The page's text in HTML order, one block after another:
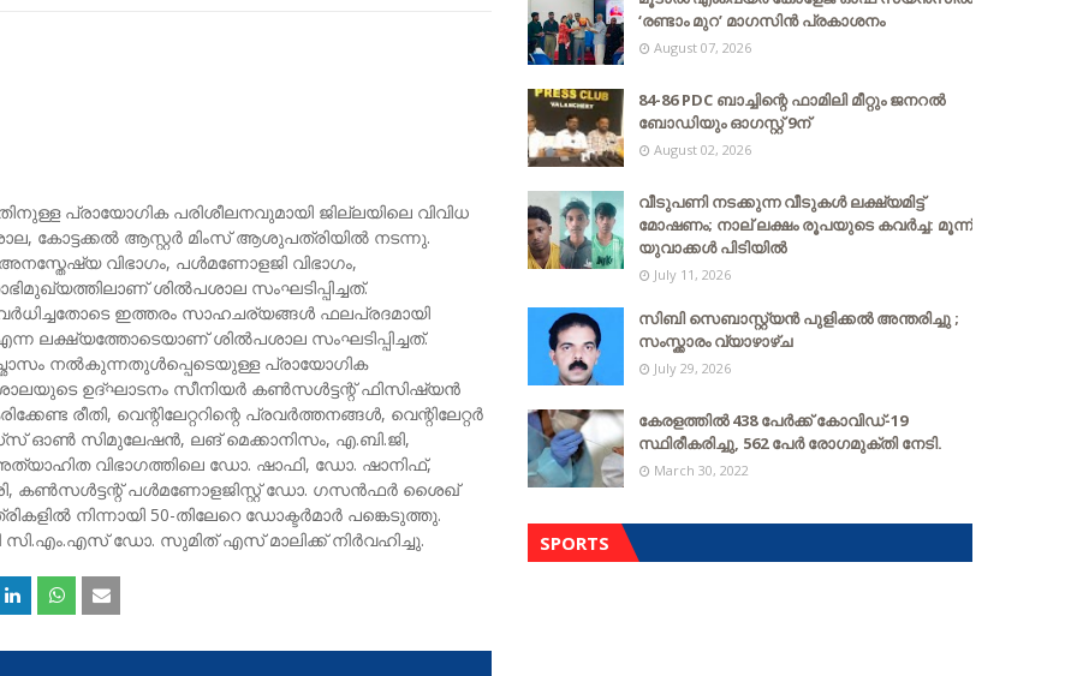
പ്രായോഗിക പരിശീലനവുമായി ജില്ലയിലെ വിവിധ
കോട്ടക്കൽ ആസ്റ്റർ മിംസ് ആശുപത്രിയിൽ നടന്നു.
വിഭാഗം, പൾമണോളജി വിഭാഗം,
ശിൽപശാല സംഘടിപ്പിച്ചത്.
ഇത്തരം സാഹചര്യങ്ങൾ ഫലപ്രദമായി
ലക്ഷ്യത്തോടെയാണ് ശിൽപശാല സംഘടിപ്പിച്ചത്.
നൽകുന്നതുൾപ്പെടെയുള്ള പ്രായോഗിക
ഉദ്ഘാടനം സീനിയർ കൺസൾട്ടന്റ് ഫിസിഷ്യൻ
രീതി, വെന്റിലേറ്ററിന്റെ പ്രവർത്തനങ്ങൾ, വെന്റിലേറ്റർ
ഓൺ സിമുലേഷൻ, ലങ് മെക്കാനിസം, എ.ബി.ജി,
വിഭാഗത്തിലെ ഡോ. ഷാഫി, ഡോ. ഷാനിഫ്,
കൺസൾട്ടന്റ് പൾമണോളജിസ്റ്റ് ഡോ. ​ഗസൻഫർ ശെെഖ്
നിന്നായി 50-തിലേറെ ഡോക്ടർമാർ പങ്കെടുത്തു.
സി.എം.എസ് ഡോ. സുമിത് എസ് മാലിക്ക് നിർവഹിച്ചു.
‘രണ്ടാം മുറ’ മാഗസിൻ പ്രകാശനം
August 07, 2026
84-86 PDC ബാച്ചിന്റെ ഫാമിലി മീറ്റും ജനറൽ
ബോഡിയും ഓഗസ്റ്റ് 9ന്
August 02, 2026
വീടുപണി നടക്കുന്ന വീടുകൾ ലക്ഷ്യമിട്ട്
മോഷണം; നാല് ലക്ഷം രൂപയുടെ കവർച്ച: മൂന്ന്
യുവാക്കൾ പിടിയിൽ
July 11, 2026
സിബി സെബാസ്റ്റ്യന്‍ പുളിക്കല്‍ അന്തരിച്ചു ;
സംസ്ക്കാരം വ്യാഴാഴ്ച
July 29, 2026
കേരളത്തില്‍ 438 പേര്‍ക്ക് കോവിഡ്-19
സ്ഥിരീകരിച്ചു, 562 പേര്‍ രോഗമുക്തി നേടി.
March 30, 2022
SPORTS